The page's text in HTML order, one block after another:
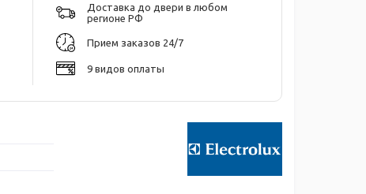
Доставка до двери в любом
регионе РФ
Прием заказов 24/7
9 видов оплаты